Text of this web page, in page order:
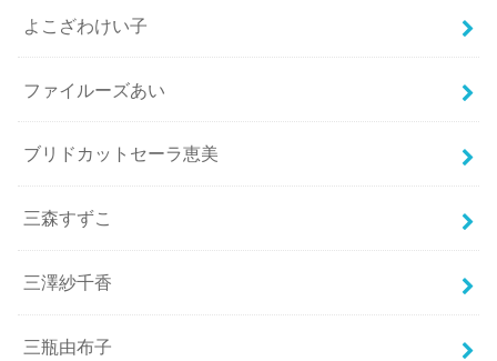
よこざわけい子
ファイルーズあい
ブリドカットセーラ恵美
三森すずこ
三澤紗千香
三瓶由布子